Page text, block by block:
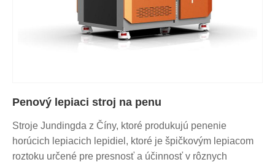
Penový lepiaci stroj na penu
Stroje Jundingda z Číny, ktoré produkujú penenie
horúcich lepiacich lepidiel, ktoré je špičkovým lepiacom
roztoku určené pre presnosť a účinnosť v rôznych